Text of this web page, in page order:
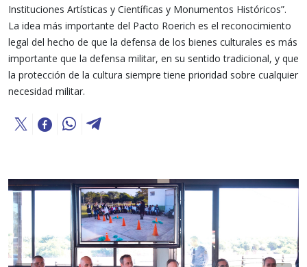
Instituciones Artísticas y Científicas y Monumentos Históricos”.
La idea más importante del Pacto Roerich es el reconocimiento
legal del hecho de que la defensa de los bienes culturales es más
importante que la defensa militar, en su sentido tradicional, y que
la protección de la cultura siempre tiene prioridad sobre cualquier
necesidad militar.